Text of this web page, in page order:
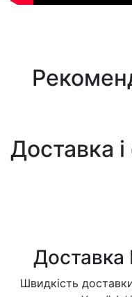
Доставка
Швидкість